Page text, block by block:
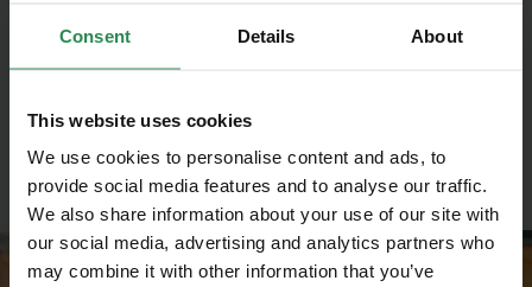
Consent Details About
This website uses cookies
We use cookies to personalise content and ads, to
provide social media features and to analyse our traffic.
We also share information about your use of our site with
our social media, advertising and analytics partners who
may combine it with other information that you’ve
Procedure sicurezza
l’assistenza nel percorso di adozione di un Sistema
OHSAS 18001 ed è finalizzato all’ottenimento della
Certificazione OHSAS 18001.